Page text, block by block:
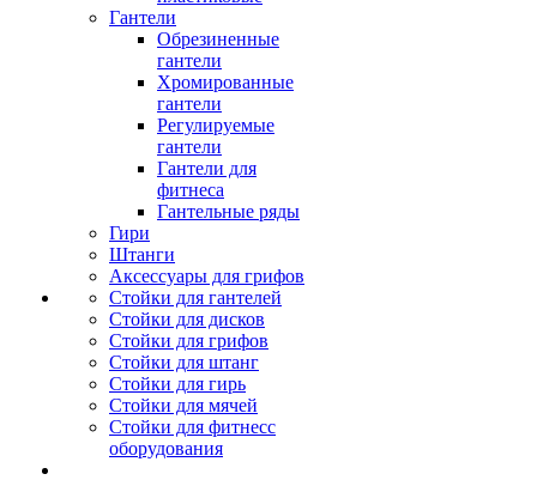
Гантели
Обрезиненные
гантели
Хромированные
гантели
Регулируемые
гантели
Гантели для
фитнеса
Гантельные ряды
Гири
Штанги
Аксессуары для грифов
Стойки для гантелей
Стойки для дисков
Стойки для грифов
Стойки для штанг
Стойки для гирь
Стойки для мячей
Стойки для фитнесс
оборудования